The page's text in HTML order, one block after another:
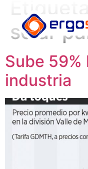
solar
Sube 59%
industria